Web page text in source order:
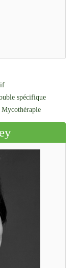
spécifique
Mycothérapie